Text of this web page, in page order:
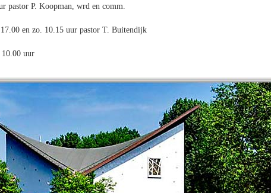
pastor P. Koopman, wrd en comm.
en zo. 10.15 uur pastor T. Buitendijk
10.00 uur